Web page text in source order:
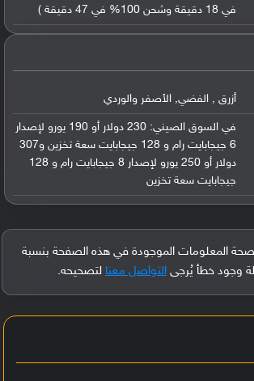
في 18 دقيقة وشحن 100% في 47 دقيقة )
أزرق , الفضي, الأصفر والوردي
في السوق الصيني: 230 دولار أو 190 يورو لإصدار
6 جيجابايت رام و 128 جيجابايت سعة تخزين و307
دولار أو 250 يورو لإصدار 8 جيجابايت رام و 128
جيجابايت سعة تخزين
صحة المعلومات الموجودة في هذه الصفحة بنسبة
التواصل معنا لتصحيحه.